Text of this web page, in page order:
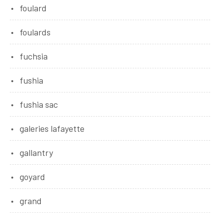
foulard
foulards
fuchsia
fushia
fushia sac
galeries lafayette
gallantry
goyard
grand